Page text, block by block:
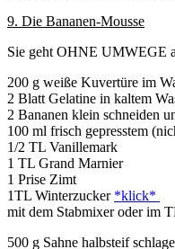
9. Die Bananen-Mousse
Sie geht OHNE UMWEGE
200 g weiße Kuvertüre im
2 Blatt Gelatine in kaltem
2 Bananen klein schneiden
100 ml frisch gepresstem
1/2 TL Vanillemark
1 TL Grand Marnier
1 Prise Zimt
1TL Winterzucker *klick*
mit dem Stabmixer oder im
500 g Sahne halbsteif